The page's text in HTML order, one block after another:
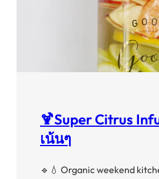
🍹Super Citrus
เน้นๆ
🔹💧 Organic weekend